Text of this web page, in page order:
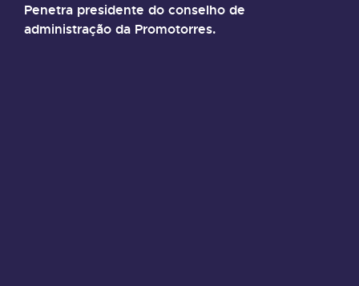
Penetra presidente do conselho de
administração da Promotorres.